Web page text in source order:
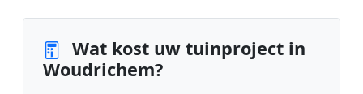
Wat kost uw tuinproject in
Woudrichem?